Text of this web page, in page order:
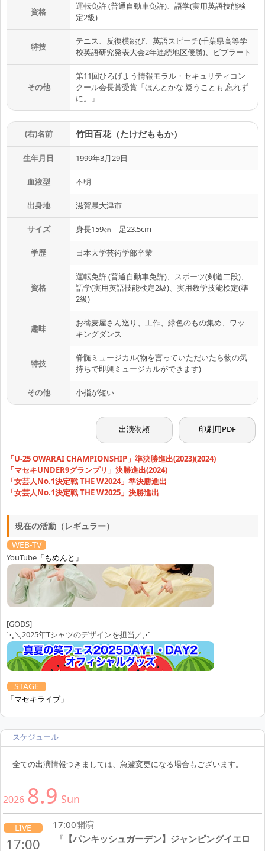
資格
運転免許 (普通自動車免許)、語学(実用英語技能検
定2級)
特技
テニス、反復横跳び、英語スピーチ(千葉県高等学
校英語研究発表大会2年連続地区優勝)、ビブラート
その他
第11回ひろげよう情報モラル・セキュリティコン
クール会長賞受賞「ほんとかな 疑うことも 忘れず
に。」
(右)名前 竹田百花（たけだももか）
生年月日 1999年3月29日
血液型 不明
出身地 滋賀県大津市
サイズ 身長159㎝ 足23.5cm
学歴 日本大学芸術学部卒業
資格
運転免許 (普通自動車免許)、スポーツ(剣道二段)、
語学(実用英語技能検定2級)、実用数学技能検定(準
2級)
趣味
お蕎麦屋さん巡り、工作、緑色のもの集め、ワッ
キングダンス
特技
脊髄ミュージカル(物を言っていただいたら物の気
持ちで即興ミュージカルができます)
その他 小指が短い
出演依頼 印刷用PDF
「U-25 OWARAI CHAMPIONSHIP」準決勝進出(2023)(2024)
「マセキUNDER9グランプリ」決勝進出(2024)
「女芸人No.1決定戦 THE W2024」準決勝進出
「女芸人No.1決定戦 THE W2025」決勝進出
現在の活動（レギュラー）
WEB-TV
YouTube 「もめんと」
[GODS]
⋱＼2025年Tシャツのデザインを担当／⋰
STAGE
「マセキライブ」
スケジュール
全ての出演情報つきましては、急遽変更になる場合もございます。
8.1 Sat
STAGE
19:00開演 Gallery Conceal Shibuya
芸人仮設図書館』
2026 8.2 Sun
STAGE
16:10開演 ハイジアV-1
『 V-1で#ワイガヤ《2部》
2026 8.3
STAGE
21:30
21:30開演 中野の劇場サッチー
『 YOIYOSE 154』
2026 8.4 Tue
STAGE
19:15
19:15開演 中野の劇場サッチー
『アークのネタコナ 26』
2026 8.7 Fri
LIVE
19:00
19:00開演
2026 8.9 Sun
LIVE
17:00
17:00開演
『 【パンキッシュガーデン】ジャンピングイエロ